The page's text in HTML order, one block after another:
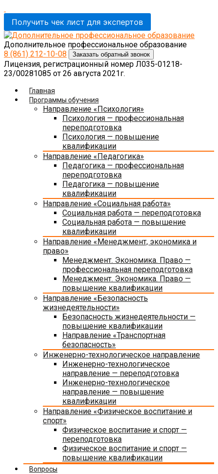
Получить чек лист для экспертов
Дополнительное профессиональное образование
8 (861) 212-10-08 Заказать обратный звонок
Лицензия, регистрационный номер Л035-01218-
23/00281085 от 26 августа 2021г.
Главная
Программы обучения
Направление «Психология»
Психология — профессиональная
переподготовка
Психология — повышение
квалификации
Направление «Педагогика»
Педагогика — профессиональная
переподготовка
Педагогика — повышение
квалификации
Направление «Социальная работа»
Социальная работа — переподготовка
Социальная работа — повышение
квалификации
Направление «Менеджмент, экономика и
право»
Менеджмент. Экономика. Право —
профессиональная переподготовка
Менеджмент. Экономика. Право —
повышение квалификации
Направление «Безопасность
жизнедеятельности»
Безопасность жизнедеятельности —
повышение квалификации
Направление «Транспортная
безопасность»
Инженерно-технологическое направление
Инженерно-технологическое
направление — переподготовка
Инженерно-технологическое
направление — повышение
квалификации
Направление «Физическое воспитание и
спорт»
Физическое воспитание и спорт —
переподготовка
Физическое воспитание и спорт —
повышение квалификации
Вопросы